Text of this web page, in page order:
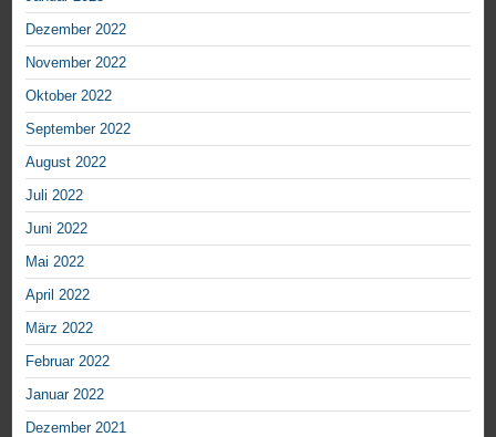
Dezember 2022
November 2022
Oktober 2022
September 2022
August 2022
Juli 2022
Juni 2022
Mai 2022
April 2022
März 2022
Februar 2022
Januar 2022
Dezember 2021